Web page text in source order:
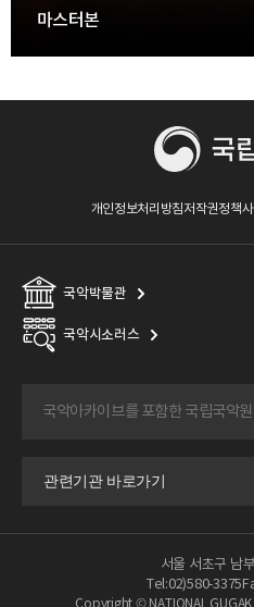
마스터본
개인정보처리방침저작권정책
국악박물관
국악시소러스
서울 서초구 남
Tel:02)580-3375
Copyright © NATIONAL GUGAK